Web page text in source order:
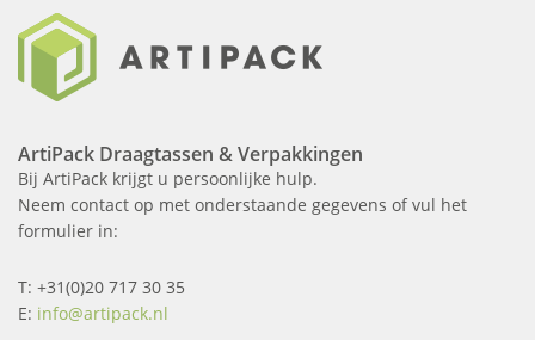
ArtiPack Draagtassen & Verpakkingen
Bij ArtiPack krijgt u persoonlijke hulp.
Neem contact op met onderstaande gegevens of vul het
formulier in:
T: +31(0)20 717 30 35
E: info@artipack.nl